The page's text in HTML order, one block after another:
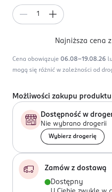
Najniższa cena
Cena obowiązuje 06.08-19.08.26
mogą się różnić w zależności od
Możliwości zakupu produktu
Dostępność w
Nie wybrano drogerii
Wybierz drogerię
Zamów z dostawą
Dostępny